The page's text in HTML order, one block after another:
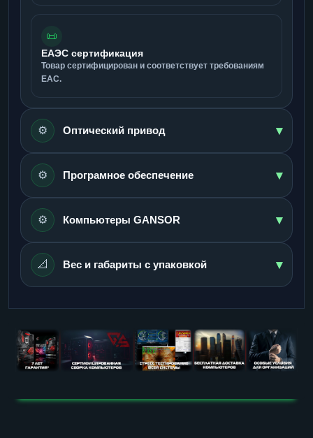
📜
ЕАЭС сертификация
Товар сертифицирован и соответствует требованиям
ЕАС.
⚙️ Оптический привод ▾
⚙️ Програмное обеспечение ▾
⚙️ Компьютеры GANSOR ▾
📐 Вес и габариты с упаковкой ▾